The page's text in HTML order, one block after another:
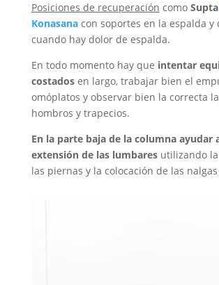
Posiciones de recuperación como Supta
Konasana con soportes en la espalda y
cuando hay dolor de espalda.
En todo momento hay que intentar
costadosen largo, trabajar bien el
omóplatos y observar bien la correcta
hombros y trapecios.
En la parte baja de la columna ayudar
extensión de las lumbaresutilizando
las piernas y la colocación de las